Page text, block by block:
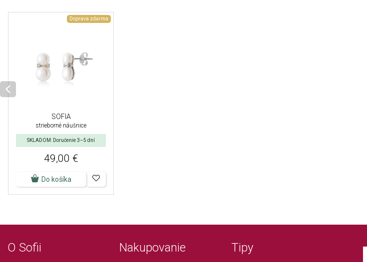
Doprava zdarma
SOFIA
strieborné náušnice
SKLADOM: Doručenie 3–5 dní
49,00 €
Do košíka
O Sofii Nakupovanie Tipy